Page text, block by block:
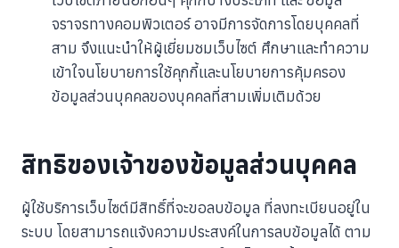
จราจรทางคอมพิวเตอร์ อาจมีการจัดการโดยบุคคลที่
สาม จึงแนะนำให้ผู้เยี่ยมชมเว็บไซต์ ศึกษาและทำความ
เข้าใจนโยบายการใช้คุกกี้และนโยบายการคุ้มครอง
ข้อมูลส่วนบุคคลของบุคคลที่สามเพิ่มเติมด้วย
สิทธิของเจ้าของข้อมูลส่วนบุคคล
ผู้ใช้บริการเว็บไซต์มีสิทธิ์ที่จะขอลบข้อมูล ที่ลงทะเบียนอยู่ใน
ระบบ โดยสามารถแจ้งความประสงค์ในการลบข้อมูลได้ ตาม